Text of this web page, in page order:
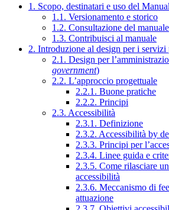
1. Scopo, destinatari e uso del
1.1. Versionamento e storico
1.2. Consultazione del manuale
1.3. Contribuisci al manuale
2. Introduzione al design per i
2.1. Design per
government)
2.2. L’approccio progettuale
2.2.1. Buone pratiche
2.2.2. Principi
2.3. Accessibilità
2.3.1. Definizione
2.3.2. Accessibilità by
2.3.3. Principi per
2.3.4. Linee guida e
2.3.5. Come rilasciare
accessibilità
2.3.6. Meccanismo di
attuazione